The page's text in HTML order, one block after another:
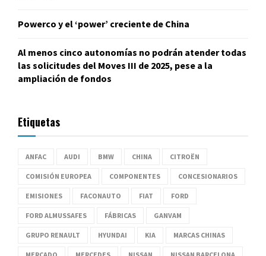
Powerco y el ‘power’ creciente de China
Al menos cinco autonomías no podrán atender todas
las solicitudes del Moves III de 2025, pese a la
ampliación de fondos
Etiquetas
ANFAC AUDI BMW CHINA CITROËN
COMISIÓN EUROPEA COMPONENTES CONCESIONARIOS
EMISIONES FACONAUTO FIAT FORD
FORD ALMUSSAFES FÁBRICAS GANVAM
GRUPO RENAULT HYUNDAI KIA MARCAS CHINAS